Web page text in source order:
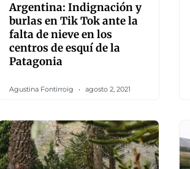
Argentina: Indignación y
burlas en Tik Tok ante la
falta de nieve en los
centros de esquí de la
Patagonia
Agustina Fontirroig agosto 2, 2021